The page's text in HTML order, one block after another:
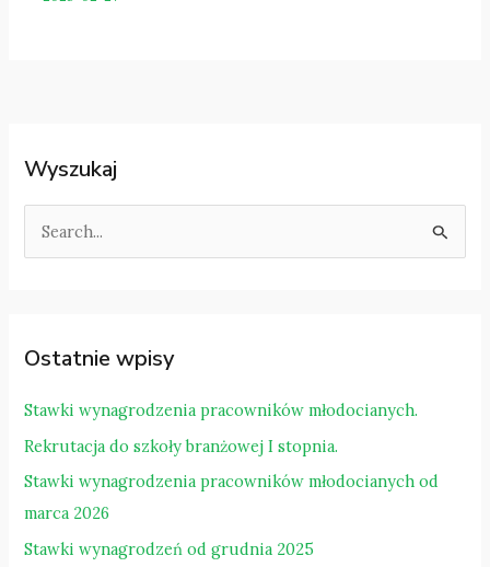
Wyszukaj
a
d
l
a
Ostatnie wpisy
Stawki wynagrodzenia pracowników młodocianych.
Rekrutacja do szkoły branżowej I stopnia.
Stawki wynagrodzenia pracowników młodocianych od
marca 2026
Stawki wynagrodzeń od grudnia 2025